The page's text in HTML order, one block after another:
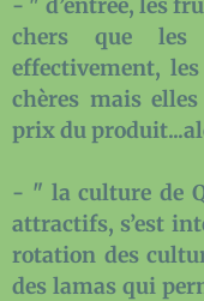
- " d’entrée, les
chers que
effectivement,
chères mais
prix du
- " la culture de
attractifs, s’est
rotation des
des lamas qui